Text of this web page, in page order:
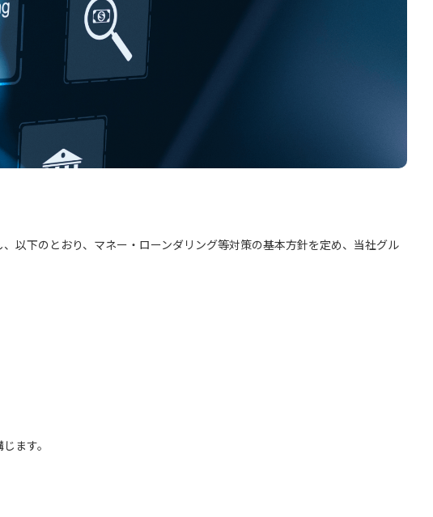
以下のとおり、マネー・ローンダリング等対策の基本方針を定め、当社グル
ます。